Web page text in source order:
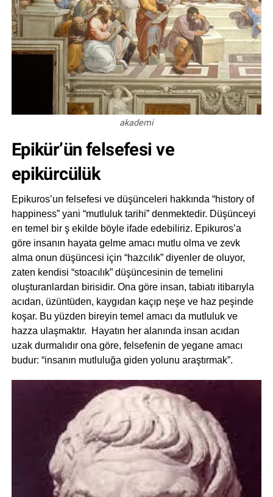
akademi
Epikür’ün felsefesi ve
epikürcülük
Epikuros’un felsefesi ve düşünceleri hakkında “history of
happiness” yani “mutluluk tarihi” denmektedir. Düşünceyi
en temel bir ş ekilde böyle ifade edebiliriz. Epikuros’a
göre insanın hayata gelme amacı mutlu olma ve zevk
alma onun düşüncesi için “hazcılık” diyenler de oluyor,
zaten kendisi “stoacılık” düşüncesinin de temelini
oluşturanlardan birisidir. Ona göre insan, tabiatı itibarıyla
acıdan, üzüntüden, kaygıdan kaçıp neşe ve haz peşinde
koşar. Bu yüzden bireyin temel amacı da mutluluk ve
hazza ulaşmaktır. Hayatın her alanında insan acıdan
uzak durmalıdır ona göre, felsefenin de yegane amacı
budur: “insanın mutluluğa giden yolunu araştırmak”.